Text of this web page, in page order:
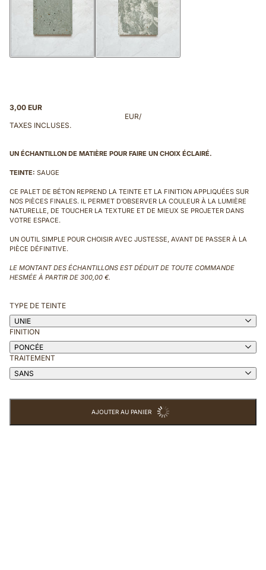
3,00 EUR
EUR/
TAXES INCLUSES.
UN ÉCHANTILLON DE MATIÈRE POUR FAIRE UN CHOIX ÉCLAIRÉ.
TEINTE: SAUGE
CE PALET DE BÉTON REPREND LA TEINTE ET LA FINITION APPLIQUÉES SUR
NOS PIÈCES FINALES. IL PERMET D’OBSERVER LA COULEUR À LA LUMIÈRE
NATURELLE, DE TOUCHER LA TEXTURE ET DE MIEUX SE PROJETER DANS
VOTRE ESPACE.
UN OUTIL SIMPLE POUR CHOISIR AVEC JUSTESSE, AVANT DE PASSER À LA
PIÈCE DÉFINITIVE.
LE MONTANT DES ÉCHANTILLONS EST DÉDUIT DE TOUTE COMMANDE
HESMÉE À PARTIR DE 300,00 €.
TYPE DE TEINTE
UNIE
FINITION
PONCÉE
TRAITEMENT
SANS
AJOUTER AU PANIER